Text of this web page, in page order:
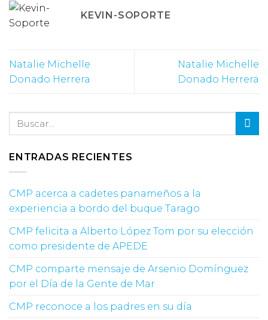
KEVIN-SOPORTE
Natalie Michelle
Donado Herrera
Natalie Michelle
Donado Herrera
ENTRADAS RECIENTES
CMP acerca a cadetes panameños a la
experiencia a bordo del buque Tarago
CMP felicita a Alberto López Tom por su elección
como presidente de APEDE
CMP comparte mensaje de Arsenio Domínguez
por el Día de la Gente de Mar
CMP reconoce a los padres en su día